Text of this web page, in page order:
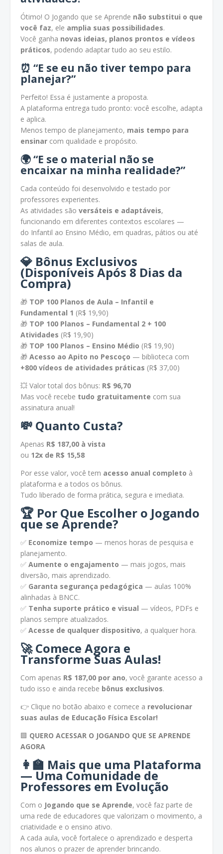
Ótimo! O Jogando que se Aprende não substitui o que
você faz, ele amplia suas possibilidades.
Você ganha novas ideias, planos prontos e vídeos
práticos, podendo adaptar tudo ao seu estilo.
⏰ “E se eu não tiver tempo para
planejar?”
Perfeito! Essa é justamente a proposta.
A plataforma entrega tudo pronto: você escolhe, adapta
e aplica.
Menos tempo de planejamento, mais tempo para
ensinar com qualidade e propósito.
🌍 “E se o material não se
encaixar na minha realidade?”
Cada conteúdo foi desenvolvido e testado por
professores experientes.
As atividades são versáteis e adaptáveis,
funcionando em diferentes contextos escolares —
do Infantil ao Ensino Médio, em quadras, pátios ou até
salas de aula.
💎 Bônus Exclusivos
(Disponíveis Após 8 Dias da
Compra)
🎁 TOP 100 Planos de Aula – Infantil e
Fundamental 1 (R$ 19,90)
🎁 TOP 100 Planos – Fundamental 2 + 100
Atividades (R$ 19,90)
🎁 TOP 100 Planos – Ensino Médio (R$ 19,90)
🎁 Acesso ao Apito no Pescoço — biblioteca com
+800 vídeos de atividades práticas (R$ 37,00)
💥 Valor total dos bônus: R$ 96,70
Mas você recebe tudo gratuitamente com sua
assinatura anual!
💸 Quanto Custa?
Apenas R$ 187,00 à vista
ou 12x de R$ 15,58
Por esse valor, você tem acesso anual completo à
plataforma e a todos os bônus.
Tudo liberado de forma prática, segura e imediata.
🏆 Por Que Escolher o Jogando
que se Aprende?
✅ Economize tempo — menos horas de pesquisa e
planejamento.
✅ Aumente o engajamento — mais jogos, mais
diversão, mais aprendizado.
✅ Garanta segurança pedagógica — aulas 100%
alinhadas à BNCC.
✅ Tenha suporte prático e visual — vídeos, PDFs e
planos sempre atualizados.
✅ Acesse de qualquer dispositivo, a qualquer hora.
🚀Comece Agora e
Transforme Suas Aulas!
Com apenas R$ 187,00 por ano, você garante acesso a
tudo isso e ainda recebe bônus exclusivos.
👉 Clique no botão abaixo e comece a revolucionar
suas aulas de Educação Física Escolar!
🟩 QUERO ACESSAR O JOGANDO QUE SE APRENDE
AGORA
👩‍🏫 Mais que uma Plataforma
— Uma Comunidade de
Professores em Evolução
Com o Jogando que se Aprende, você faz parte de
uma rede de educadores que valorizam o movimento, a
criatividade e o ensino ativo.
A cada aula, você fortalece o aprendizado e desperta
nos alunos o prazer de aprender brincando.